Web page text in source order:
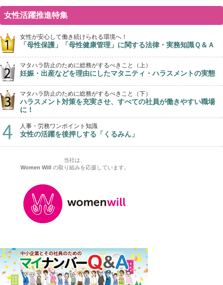
女性活躍推進特集
女性が安心して働き続けられる環境へ！
「母性保護」「母性健康管理」に関する法律・実務知識Ｑ＆Ａ
マタハラ防止のために総務がするべきこと（上）
妊娠・出産などを理由にしたマタニティ・ハラスメントの実態
マタハラ防止のために総務がするべきこと（下）
ハラスメント対策を充実させ、すべての社員が働きやすい職場
に！
人事・労務ワンポイント知識
女性の活躍を後押しする「くるみん」
当社は、
Women Willの取り組みを応援しています。